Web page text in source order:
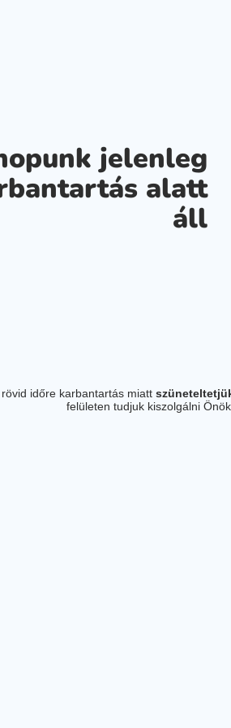
jelenleg
alatt
áll
időre karbantartás miatt
felületen tudjuk kiszolgálni